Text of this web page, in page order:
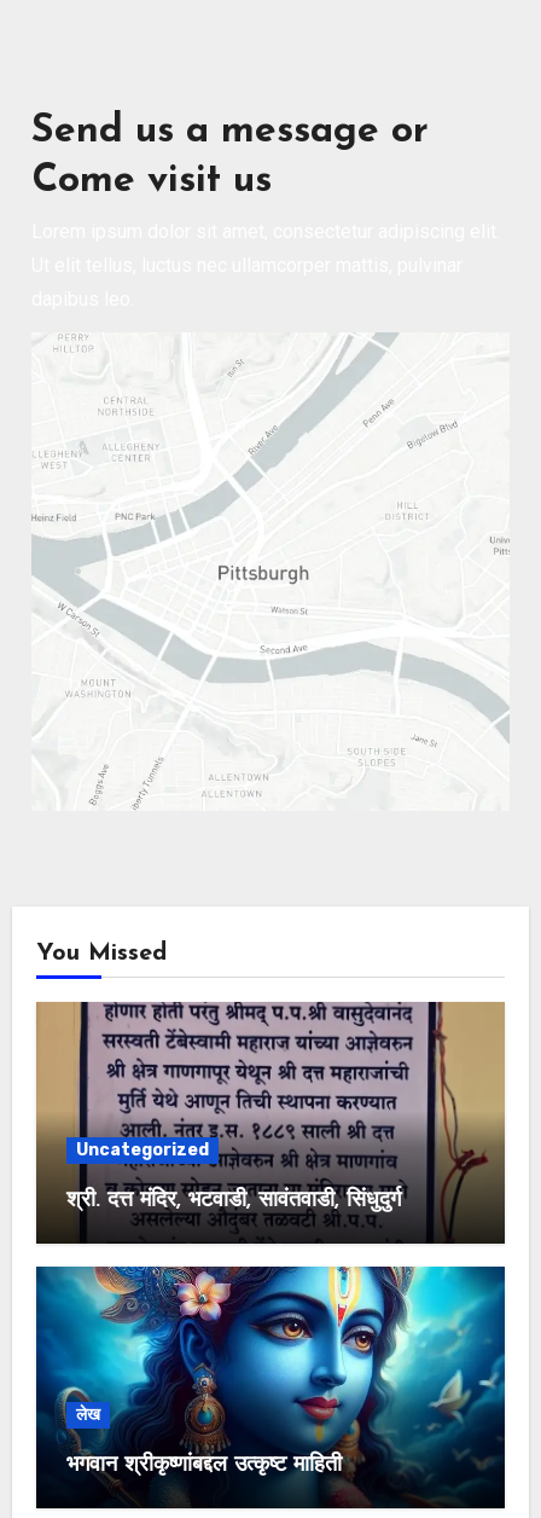
Send us a message or
Come visit us
You Missed
Uncategorized
श्री. दत्त मंदिर, भटवाडी, सावंतवाडी, सिंधुदुर्ग
लेख
भगवान श्रीकृष्णांबद्दल उत्कृष्ट माहिती